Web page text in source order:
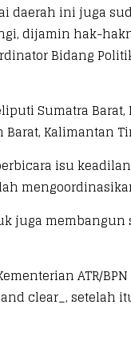
daerah ini juga
dijamin hak-
Bidang
Sumatra Barat,
Barat, Kalimantan
isu
juga
ATR/
clear_, setelah